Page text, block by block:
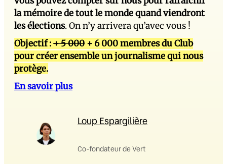
la mémoire de tout le monde quand viendront
les élections. On n’y arrivera qu’avec vous !
Objectif :+ 5 000 + 6 000 membres du Club
pour créer ensemble un journalisme qui nous
protège.
En savoir plus
Loup Espargilière
Co-fondateur de Vert